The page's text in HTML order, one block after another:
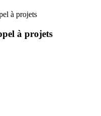
à projets
à projets